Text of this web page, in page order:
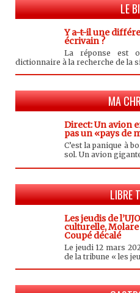
LE
Y a-t-il une différence entre Auteur et
écrivain ?
La réponse est
dictionnaire à la recherche de la
MA
Direct: Un avion en feu dans un pays qui n’est
pas un «pays de
C’est la panique à
sol. Un avion
LIBRE
Les jeudis de l’UJOCCI : Face à la presse
culturelle,
Coupé décalé
Le jeudi 12 mars
de la tribune « les